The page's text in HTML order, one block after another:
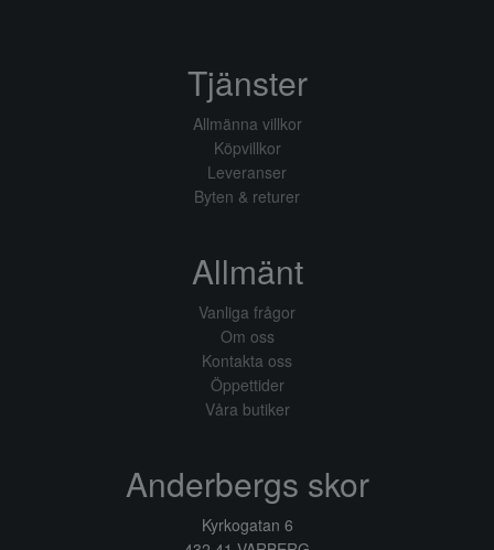
Tjänster
Allmänna villkor
Köpvillkor
Leveranser
Byten & returer
Allmänt
Vanliga frågor
Om oss
Kontakta oss
Öppettider
Våra butiker
Anderbergs skor
Kyrkogatan 6